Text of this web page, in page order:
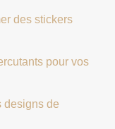
des stickers
pour vos
designs de